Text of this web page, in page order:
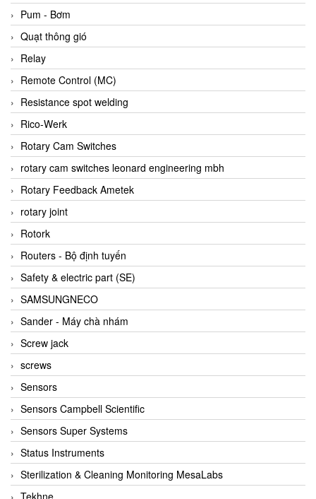
Black Box
BlackBox Vietnam
BLAGDON PUMP
Bloom Engineering
Boneng
Bopp & Reuther Messtechnik
Bosch
Boydcorp
BRAUN Vietnam
Brinkmann Pumpen
BRONKHORST
Brook Instrument
Brooks Instrument Vietnam
Buhler
BURLING INSTRUMENTS
Burster
BUSCHJOST
Calectro
Campbell Scientific
Canneed Vietnam
Cantoni
CAPS
CAREL Parts
Pum - Bơm
Quạt thông gió
Relay
Remote Control (MC)
Resistance spot welding
Rico-Werk
Rotary Cam Switches
rotary cam switches leonard engineering mbh
Rotary Feedback Ametek
rotary joint
Rotork
Routers - Bộ định tuyến
Safety & electric part (SE)
SAMSUNGNECO
Sander - Máy chà nhám
Screw jack
screws
Sensors
Sensors Campbell Scientific
Sensors Super Systems
Status Instruments
Sterilization & Cleaning Monitoring MesaLabs
Tekhne